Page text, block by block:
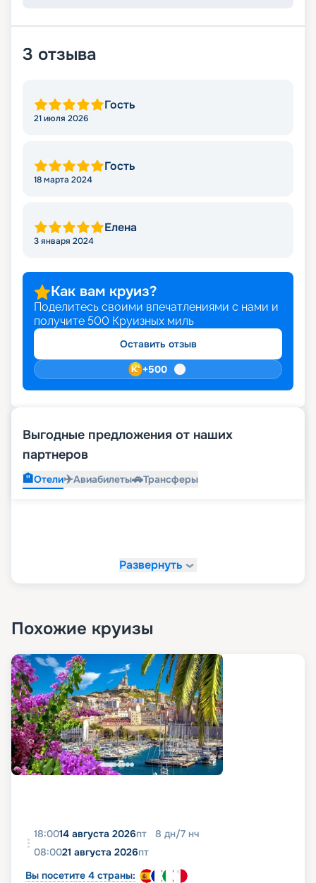
3 отзыва
Гость
21 июля 2026
Гость
18 марта 2024
Елена
3 января 2024
Как вам круиз?
Поделитесь своими впечатлениями с нами и
получите 500 Круизных миль
Оставить отзыв
+500
Выгодные предложения от наших
партнеров
🏨Отели✈️Авиабилеты🚗Трансферы
Развернуть
Похожие круизы
18:0014 августа 2026пт 8 дн/7 нч
08:0021 августа 2026пт
Вы посетите 4 страны: